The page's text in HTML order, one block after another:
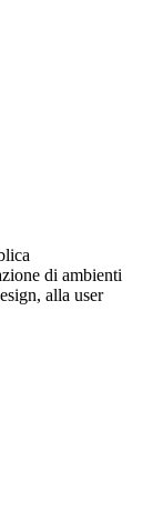
di ambienti
alla user